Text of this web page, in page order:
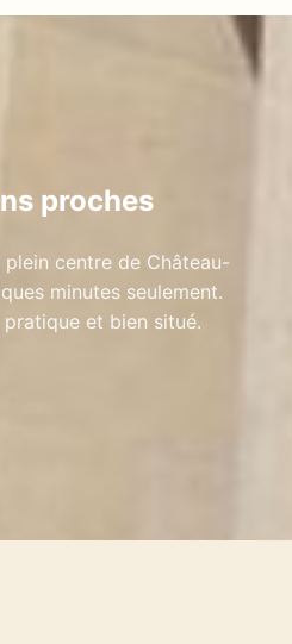
proches
centre de Château-
minutes seulement.
et bien situé.